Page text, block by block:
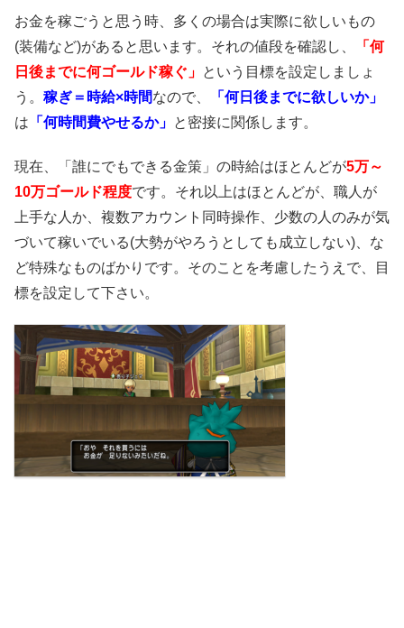
お金を稼ごうと思う時、多くの場合は実際に欲しいもの
(装備など)があると思います。それの値段を確認し、
「何
日後までに何ゴールド稼ぐ」 という目標を設定しましょ
う。 稼ぎ＝時給×時間なので、
「何日後までに欲しいか」
は 「何時間費やせるか」 と密接に関係します。
現在、「誰にでもできる金策」の時給はほとんどが5万～
10万ゴールド程度です。それ以上はほとんどが、職人が
上手な人か、複数アカウント同時操作、少数の人のみが気
づいて稼いでいる(大勢がやろうとしても成立しない)、な
ど特殊なものばかりです。そのことを考慮したうえで、目
標を設定して下さい。